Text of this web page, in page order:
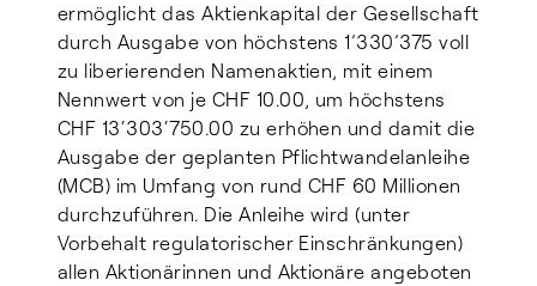
ermöglicht das Aktienkapital der Gesellschaft
durch Ausgabe von höchstens 1’330’375 voll
zu liberierenden Namenaktien, mit einem
Nennwert von je CHF 10.00, um höchstens
CHF 13‘303‘750.00 zu erhöhen und damit die
Ausgabe der geplanten Pflichtwandelanleihe
(MCB) im Umfang von rund CHF 60 Millionen
durchzuführen. Die Anleihe wird (unter
Vorbehalt regulatorischer Einschränkungen)
allen Aktionärinnen und Aktionäre angeboten